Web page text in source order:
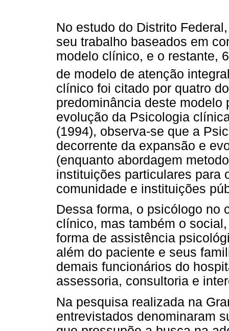
No estudo do Distrito
seu trabalho baseados em
modelo clínico, e o restante,
de modelo de atenção
clínico foi citado por quatro
predominância deste modelo
evolução da Psicologia
(1994), observa-se que a
decorrente da expansão e
(enquanto abordagem
instituições particulares para
comunidade e instituições
Dessa forma, o psicólogo no
clínico, mas também o
forma de assistência
além do paciente e seus
demais funcionários do
assessoria, consultoria e
Na pesquisa realizada na
entrevistados denominaram